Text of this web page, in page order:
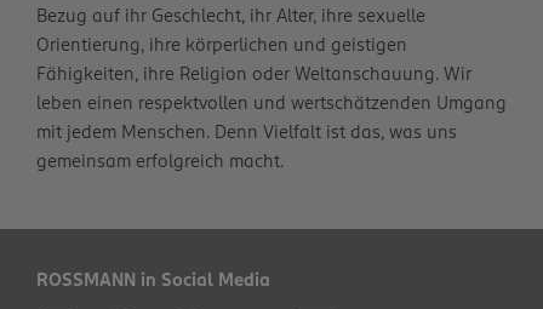
Bezug auf ihr Geschlecht, ihr Alter, ihre sexuelle
Orientierung, ihre körperlichen und geistigen
Fähigkeiten, ihre Religion oder Weltanschauung. Wir
leben einen respektvollen und wertschätzenden Umgang
mit jedem Menschen. Denn Vielfalt ist das, was uns
gemeinsam erfolgreich macht.
ROSSMANN in Social Media